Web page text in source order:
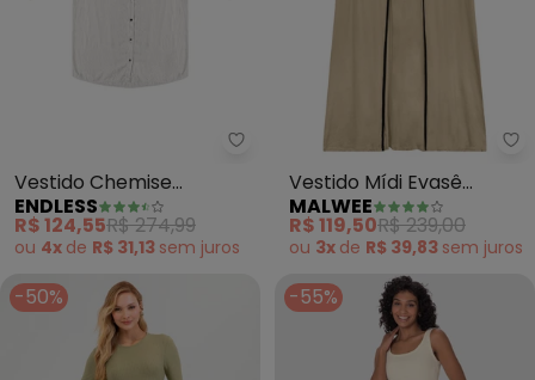
Endless - Vestido Chemise
Vestido Chemise
Feminino com Botões
(Bege)
ENDLESS
R$ 124,55R$ 274,99
ou 4x de R$ 31,13 sem juros
Vestido Mídi Evasê
(Bege)
MALWEE
R$ 119,50R$ 239,00
ou 3x de R$ 39,83 sem juros
-50% -55%